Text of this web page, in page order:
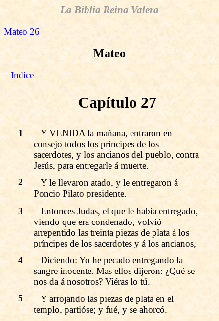
La Biblia Reina Valera
Mateo 26
Mateo
Indice
Capítulo 27
1
Y VENIDA la mañana, entraron en
consejo todos los príncipes de los
sacerdotes, y los ancianos del pueblo, contra
Jesús, para entregarle á muerte.
2
Y le llevaron atado, y le entregaron á
Poncio Pilato presidente.
3
Entonces Judas, el que le había entregado,
viendo que era condenado, volvió
arrepentido las treinta piezas de plata á los
príncipes de los sacerdotes y á los ancianos,
4
Diciendo: Yo he pecado entregando la
sangre inocente. Mas ellos dijeron: ¿Qué se
nos da á nosotros? Viéras lo tú.
5
Y arrojando las piezas de plata en el
templo, partióse; y fué, y se ahorcó.